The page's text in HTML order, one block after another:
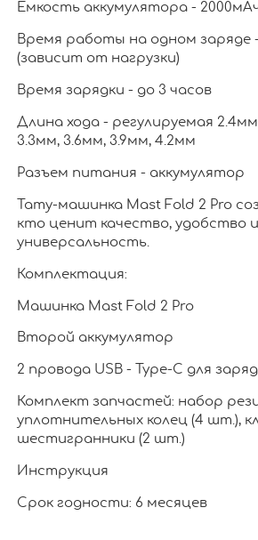
Емкость аккумулятора -
Время работы на одном заряде
(зависит от нагрузки)
Время зарядки - до 3 часов
Длина хода - регулируемая
3.3мм, 3.6мм, 3.9мм, 4.2мм
Разъем питания - аккумулятор
Тату-машинка Mast Fold 2 Pro
кто ценит качество, удобство и
универсальность.
Комплектация:
Машинка Mast Fold 2 Pro
Второй аккумулятор
2 провода USB - Type-C для
Комплект запчастей: набор
уплотнительных колец (4 шт.),
шестигранники (2 шт.)
Инструкция
Срок годности: 6 месяцев